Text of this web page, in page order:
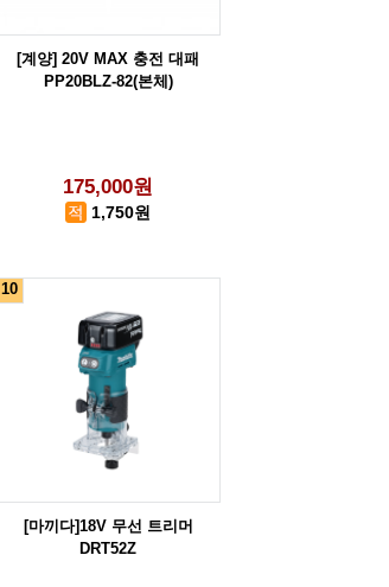
[계양] 20V MAX 충전 대패
PP20BLZ-82(본체)
175,000원
1,750원
10
[마끼다]18V 무선 트리머
DRT52Z